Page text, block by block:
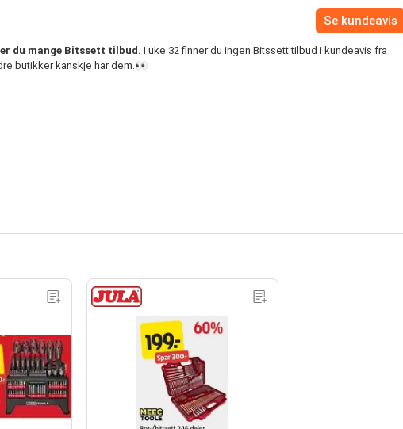
Se kundeavis
du mange Bitssett tilbud. I uke 32 finner du ingen Bitssett tilbud i kundeavis fra
butikker kanskje har dem.👀